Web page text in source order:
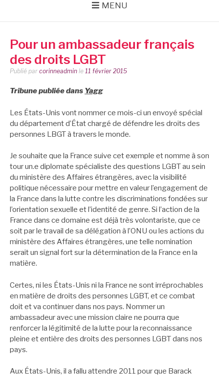
MENU
Pour un ambassadeur français
des droits LGBT
Publié par corinneadmin le 11 février 2015
Tribune publiée dans Yagg
Les États-Unis vont nommer ce mois-ci un envoyé spécial
du département d’État chargé de défendre les droits des
personnes LBGT à travers le monde.
Je souhaite que la France suive cet exemple et nomme à son
tour un.e diplomate spécialiste des questions LGBT au sein
du ministère des Affaires étrangères, avec la visibilité
politique nécessaire pour mettre en valeur l’engagement de
la France dans la lutte contre les discriminations fondées sur
l’orientation sexuelle et l’identité de genre. Si l’action de la
France dans ce domaine est déjà très volontariste, que ce
soit par le travail de sa délégation à l’ONU ou les actions du
ministère des Affaires étrangères, une telle nomination
serait un signal fort sur la détermination de la France en la
matière.
Certes, ni les États-Unis ni la France ne sont irréprochables
en matière de droits des personnes LGBT, et ce combat
doit et va continuer dans nos pays. Nommer un
ambassadeur avec une mission claire ne pourra que
renforcer la légitimité de la lutte pour la reconnaissance
pleine et entière des droits des personnes LGBT dans nos
pays.
Aux États-Unis, il a fallu attendre 2011 pour que Barack